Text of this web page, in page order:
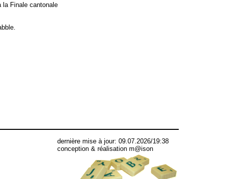
Finale cantonale
dernière mise à jour: 09.07.2026/19:38
conception & réalisation m@ison